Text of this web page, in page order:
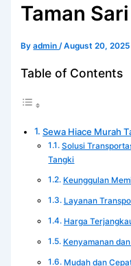
Taman
Byadmin/August 20, 2025
Table of Contents
Sewa Hiace Murah
Solusi
Tangki
Keunggulan
Layanan
Harga
Kenyamanan
Mudah dan